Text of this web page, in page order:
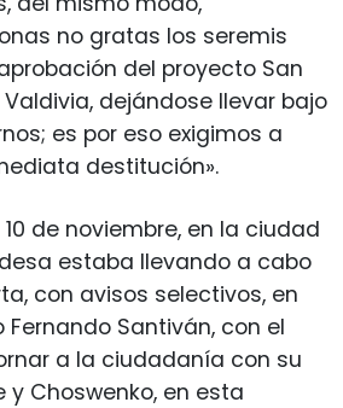
no gratas los seremis
del proyecto San
Valdivia, dejándose llevar bajo
es por eso exigimos a
destitución».
de noviembre, en la ciudad
estaba llevando a cabo
con avisos selectivos, en
Fernando Santiván, con el
a la ciudadanía con su
y Choswenko, en esta